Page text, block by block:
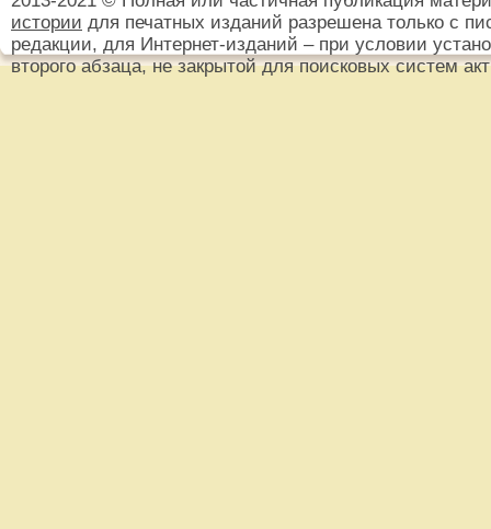
истории для печатных изданий разрешена только с
редакции, для Интернет-изданий – при условии
второго абзаца, не закрытой для поисковых систем